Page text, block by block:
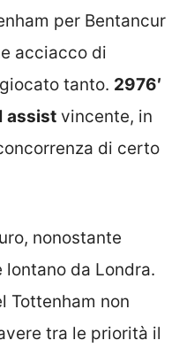
per Bentancur
acciacco di
tanto. 2976′
assist vincente, in
di certo
nonostante
da Londra.
Tottenham non
tra le priorità il